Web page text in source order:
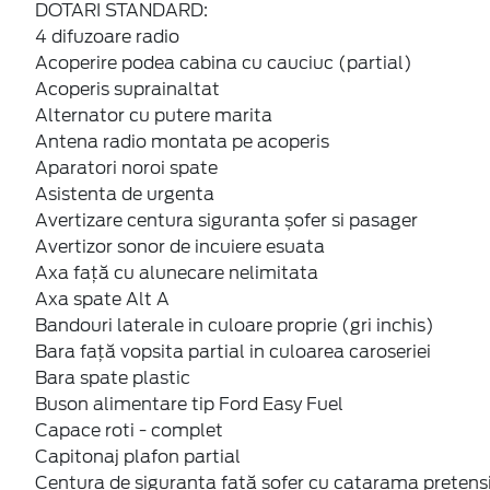
DOTARI STANDARD:
4 difuzoare radio
Acoperire podea cabina cu cauciuc (partial)
Acoperis suprainaltat
Alternator cu putere marita
Antena radio montata pe acoperis
Aparatori noroi spate
Asistenta de urgenta
Avertizare centura siguranta șofer si pasager
Avertizor sonor de incuiere esuata
Axa față cu alunecare nelimitata
Axa spate Alt A
Bandouri laterale in culoare proprie (gri inchis)
Bara față vopsita partial in culoarea caroseriei
Bara spate plastic
Buson alimentare tip Ford Easy Fuel
Capace roti - complet
Capitonaj plafon partial
Centura de siguranta față șofer cu catarama